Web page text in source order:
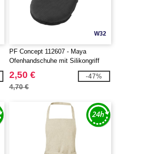
W32
PF Concept 112607 - Maya
Ofenhandschuhe mit Silikongriff
2,50 €
4,70 €
-47%